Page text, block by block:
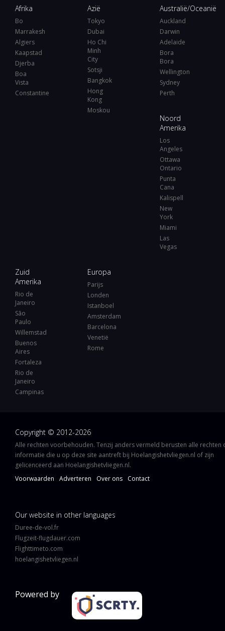
Afrika
Bo
Marrakesh
Algiers
Kaapstad
Djerba
Boa
Vista
Constantine
Azië
Tokyo
Dubai
Ho Chi
Minh
City
Sotsji
Bangkok
Hong
Kong
Moskou
Australië/Oceanië
Auckland
Darwin
Adelaide
Bora
Bora
Wellington
Sydney
Perth
Noord
Amerika
Los
Angeles
Ottawa
Ontario
Punta
Cana
Kalispell
New
York
Miami
Las
Vegas
Zuid
Amerika
Rio de
Janeiro
São
Paulo
Willemstad
Buenos
Aires
Fortaleza
Rio de
Janeiro
Campinas
Europa
Parijs
Londen
Istanboel
Amsterdam
Barcelona
Venetië
Rome
Copyright © 2012-2026
Alle rechten voorbehouden. Tenzij anders vermeld berusten alle rechten
informatie die u op deze site aantreft bij Hoelangishetvliegen.nl of zijn
gelicenceerd aan Hoelangishetvliegen.nl.
Voorwaarden
Adverteren Over ons Contact
Our website in other languages
Duree-de-vol.fr
Flugzeit-flugdauer.com
Flighttimeto.com
hoelangishetvliegen.nl
Powered by